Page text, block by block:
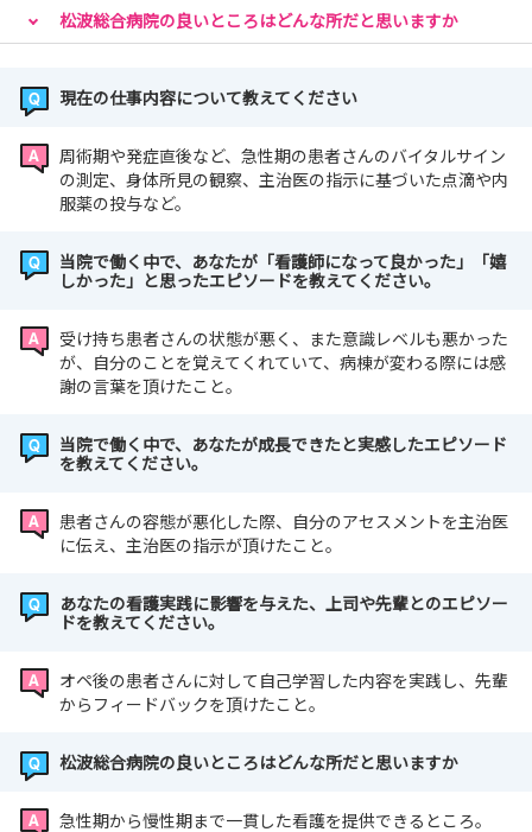
内定者限定のイベントとして国試対策セミナーを夏に開催
STEP３の国試対策セミナーと合わせるとかなり広い範囲
みなさんにお会いできる日を楽しみにしています🫠
松波総合病院の良いところはどんな所だと思いますか
現在の仕事内容について教えてください
周術期や発症直後など、急性期の患者さんのバイタルサイン
の測定、身体所見の観察、主治医の指示に基づいた点滴や内
服薬の投与など。
当院で働く中で、あなたが「看護師になって良かった」「嬉
しかった」と思ったエピソードを教えてください。
受け持ち患者さんの状態が悪く、また意識レベルも悪かった
が、自分のことを覚えてくれていて、病棟が変わる際には感
謝の言葉を頂けたこと。
当院で働く中で、あなたが成長できたと実感したエピソード
を教えてください。
患者さんの容態が悪化した際、自分のアセスメントを主治医
に伝え、主治医の指示が頂けたこと。
あなたの看護実践に影響を与えた、上司や先輩とのエピソー
ドを教えてください。
オペ後の患者さんに対して自己学習した内容を実践し、先輩
からフィードバックを頂けたこと。
松波総合病院の良いところはどんな所だと思いますか
急性期から慢性期まで一貫した看護を提供できるところ。